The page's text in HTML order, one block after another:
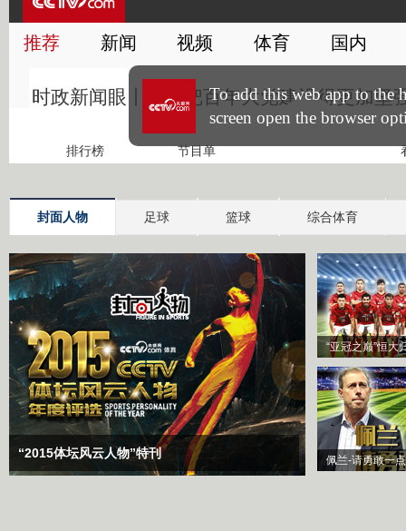
封面人物 足球 篮球 综合体育
“2015体坛风云人物”特刊
“亚冠之巅”恒大
佩兰-请勇敢一点